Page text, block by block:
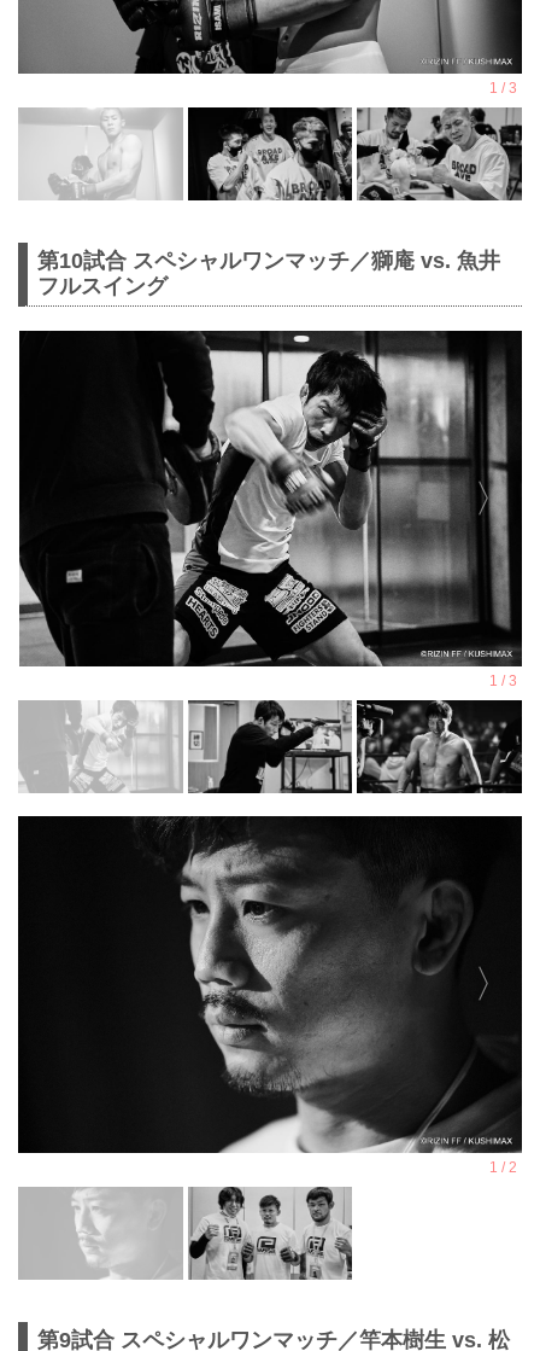
第10試合 スペシャルワンマッチ／獅庵 vs. 魚井
フルスイング
第9試合 スペシャルワンマッチ／竿本樹生 vs. 松